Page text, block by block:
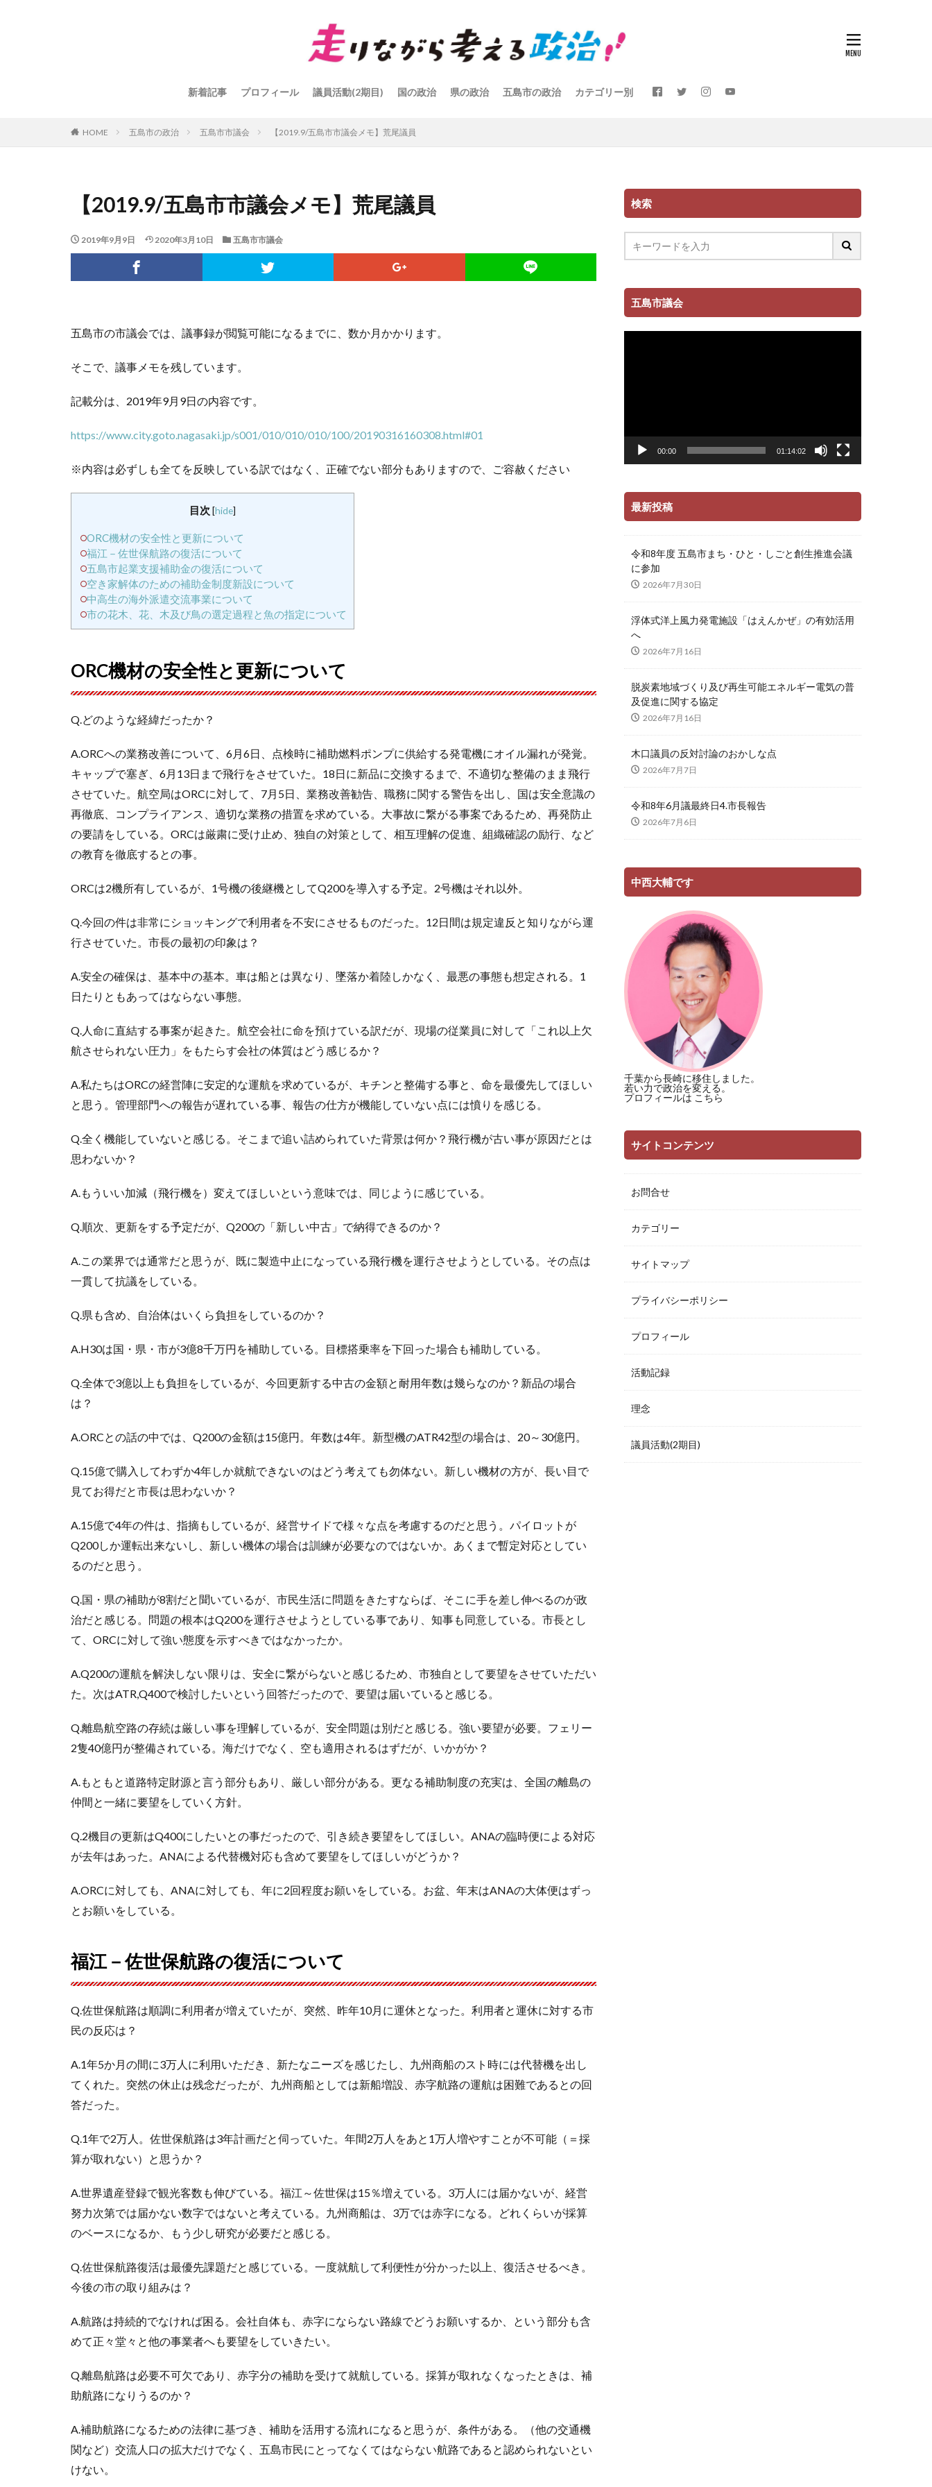
新着記事 プロフィール 議員活動(2期目) 国の政治 県の政治 五島市の政治 カテゴリー別
HOME 五島市の政治 五島市市議会 【2019.9/五島市市議会メモ】荒尾議員
【2019.9/五島市市議会メモ】荒尾議員
2019年9月9日 2020年3月10日 五島市市議会
五島市の市議会では、議事録が閲覧可能になるまでに、数か月かかります。
そこで、議事メモを残しています。
記載分は、2019年9月9日の内容です。
https://www.city.goto.nagasaki.jp/s001/010/010/010/100/20190316160308.html#01
※内容は必ずしも全てを反映している訳ではなく、正確でない部分もありますので、ご容赦ください
目次 [hide]
ORC機材の安全性と更新について
福江－佐世保航路の復活について
五島市起業支援補助金の復活について
空き家解体のための補助金制度新設について
中高生の海外派遣交流事業について
市の花木、花、木及び鳥の選定過程と魚の指定について
ORC機材の安全性と更新について
Q.どのような経緯だったか？
A.ORCへの業務改善について、6月6日、点検時に補助燃料ポンプに供給する発電機にオイル漏れが発覚。
キャップで塞ぎ、6月13日まで飛行をさせていた。18日に新品に交換するまで、不適切な整備のまま飛行
させていた。航空局はORCに対して、7月5日、業務改善勧告、職務に関する警告を出し、国は安全意識の
再徹底、コンプライアンス、適切な業務の措置を求めている。大事故に繋がる事案であるため、再発防止
の要請をしている。ORCは厳粛に受け止め、独自の対策として、相互理解の促進、組織確認の励行、など
の教育を徹底するとの事。
ORCは2機所有しているが、1号機の後継機としてQ200を導入する予定。2号機はそれ以外。
Q.今回の件は非常にショッキングで利用者を不安にさせるものだった。12日間は規定違反と知りながら運
行させていた。市長の最初の印象は？
A.安全の確保は、基本中の基本。車は船とは異なり、墜落か着陸しかなく、最悪の事態も想定される。1
日たりともあってはならない事態。
Q.人命に直結する事案が起きた。航空会社に命を預けている訳だが、現場の従業員に対して「これ以上欠
航させられない圧力」をもたらす会社の体質はどう感じるか？
A.私たちはORCの経営陣に安定的な運航を求めているが、キチンと整備する事と、命を最優先してほしい
と思う。管理部門への報告が遅れている事、報告の仕方が機能していない点には憤りを感じる。
Q.全く機能していないと感じる。そこまで追い詰められていた背景は何か？飛行機が古い事が原因だとは
思わないか？
A.もういい加減（飛行機を）変えてほしいという意味では、同じように感じている。
Q.順次、更新をする予定だが、Q200の「新しい中古」で納得できるのか？
A.この業界では通常だと思うが、既に製造中止になっている飛行機を運行させようとしている。その点は
一貫して抗議をしている。
Q.県も含め、自治体はいくら負担をしているのか？
A.H30は国・県・市が3億8千万円を補助している。目標搭乗率を下回った場合も補助している。
Q.全体で3億以上も負担をしているが、今回更新する中古の金額と耐用年数は幾らなのか？新品の場合
は？
A.ORCとの話の中では、Q200の金額は15億円。年数は4年。新型機のATR42型の場合は、20～30億円。
Q.15億で購入してわずか4年しか就航できないのはどう考えても勿体ない。新しい機材の方が、長い目で
見てお得だと市長は思わないか？
A.15億で4年の件は、指摘もしているが、経営サイドで様々な点を考慮するのだと思う。パイロットが
Q200しか運転出来ないし、新しい機体の場合は訓練が必要なのではないか。あくまで暫定対応としてい
るのだと思う。
Q.国・県の補助が8割だと聞いているが、市民生活に問題をきたすならば、そこに手を差し伸べるのが政
治だと感じる。問題の根本はQ200を運行させようとしている事であり、知事も同意している。市長とし
て、ORCに対して強い態度を示すべきではなかったか。
A.Q200の運航を解決しない限りは、安全に繋がらないと感じるため、市独自として要望をさせていただい
た。次はATR,Q400で検討したいという回答だったので、要望は届いていると感じる。
Q.離島航空路の存続は厳しい事を理解しているが、安全問題は別だと感じる。強い要望が必要。フェリー
2隻40億円が整備されている。海だけでなく、空も適用されるはずだが、いかがか？
A.もともと道路特定財源と言う部分もあり、厳しい部分がある。更なる補助制度の充実は、全国の離島の
仲間と一緒に要望をしていく方針。
Q.2機目の更新はQ400にしたいとの事だったので、引き続き要望をしてほしい。ANAの臨時便による対応
が去年はあった。ANAによる代替機対応も含めて要望をしてほしいがどうか？
A.ORCに対しても、ANAに対しても、年に2回程度お願いをしている。お盆、年末はANAの大体便はずっ
とお願いをしている。
福江－佐世保航路の復活について
Q.佐世保航路は順調に利用者が増えていたが、突然、昨年10月に運休となった。利用者と運休に対する市
民の反応は？
A.1年5か月の間に3万人に利用いただき、新たなニーズを感じたし、九州商船のスト時には代替機を出し
てくれた。突然の休止は残念だったが、九州商船としては新船増設、赤字航路の運航は困難であるとの回
答だった。
Q.1年で2万人。佐世保航路は3年計画だと伺っていた。年間2万人をあと1万人増やすことが不可能（＝採
算が取れない）と思うか？
A.世界遺産登録で観光客数も伸びている。福江～佐世保は15％増えている。3万人には届かないが、経営
努力次第では届かない数字ではないと考えている。九州商船は、3万では赤字になる。どれくらいが採算
のベースになるか、もう少し研究が必要だと感じる。
Q.佐世保航路復活は最優先課題だと感じている。一度就航して利便性が分かった以上、復活させるべき。
今後の市の取り組みは？
A.航路は持続的でなければ困る。会社自体も、赤字にならない路線でどうお願いするか、という部分も含
めて正々堂々と他の事業者へも要望をしていきたい。
Q.離島航路は必要不可欠であり、赤字分の補助を受けて就航している。採算が取れなくなったときは、補
助航路になりうるのか？
A.補助航路になるための法律に基づき、補助を活用する流れになると思うが、条件がある。（他の交通機
関など）交流人口の拡大だけでなく、五島市民にとってなくてはならない航路であると認められないとい
けない。
検索
五島市議会
動
00:00 01:14:02
最新投稿
令和8年度 五島市まち・ひと・しごと創生推進会議
に参加
2026年7月30日
浮体式洋上風力発電施設「はえんかぜ」の有効活用
へ
2026年7月16日
脱炭素地域づくり及び再生可能エネルギー電気の普
及促進に関する協定
2026年7月16日
木口議員の反対討論のおかしな点
2026年7月7日
令和8年6月議最終日4.市長報告
2026年7月6日
中西大輔です
千葉から長崎に移住しました。
若い力で政治を変える。
プロフィールは こちら
サイトコンテンツ
お問合せ
カテゴリー
サイトマップ
プライバシーポリシー
プロフィール
活動記録
理念
議員活動(2期目)